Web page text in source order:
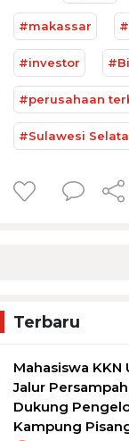
#makassar
#investor
#perusahaan
#Sulawesi
Terbaru
Mahasiswa KKN
Jalur
Dukung
Kampung